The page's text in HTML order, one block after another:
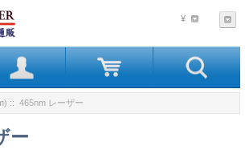
¥
:: 465nm レーザー
ー